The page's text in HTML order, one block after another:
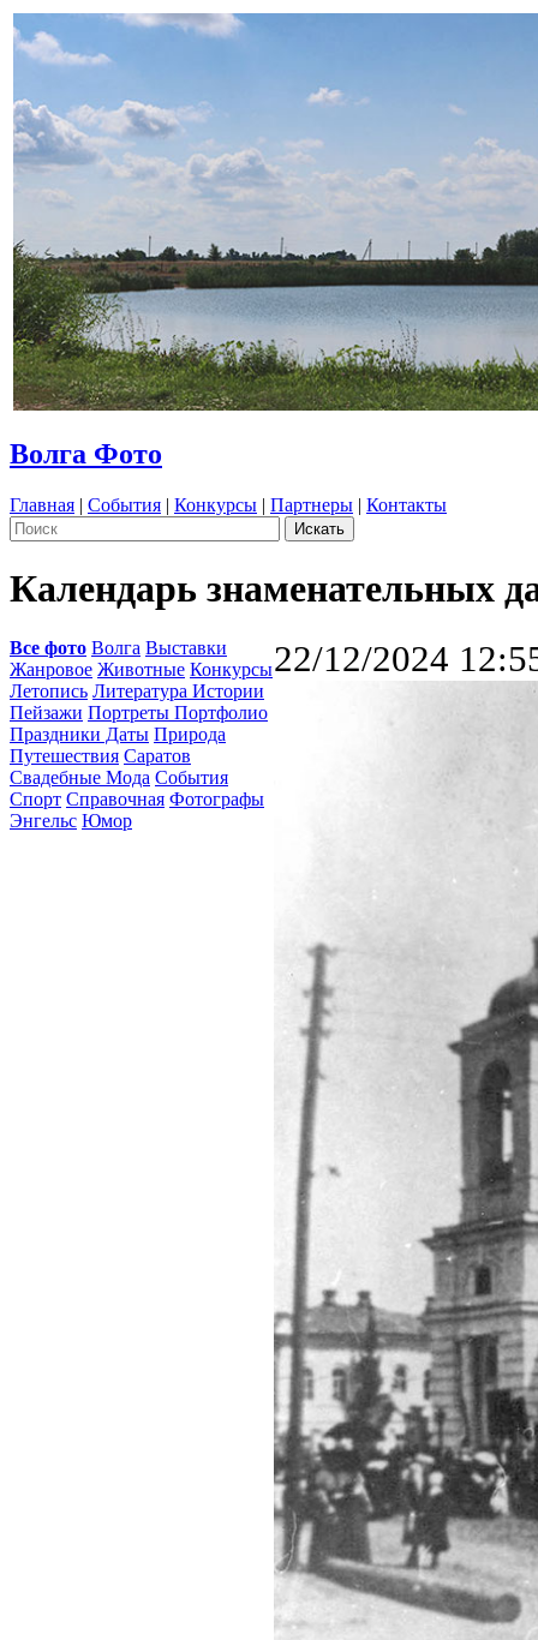
Волга Фото
Главная | События | Конкурсы | Партнеры | Контакты
Календарь знаменательных
Все фото Волга Выставки
Жанровое Животные Конкурсы
Летопись Литература Истории
Пейзажи Портреты Портфолио
Праздники Даты Природа
Путешествия Саратов
Свадебные Мода События
Спорт Справочная Фотографы
Энгельс Юмор
22/12/2024